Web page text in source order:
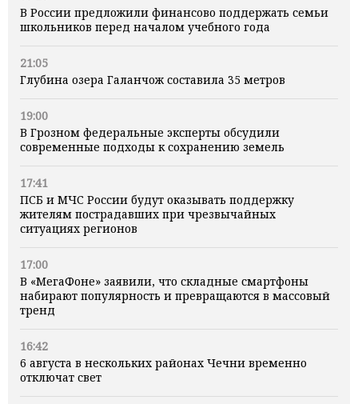
В России предложили финансово поддержать семьи
школьников перед началом учебного года
21:05
Глубина озера Галанчож составила 35 метров
19:00
В Грозном федеральные эксперты обсудили
современные подходы к сохранению земель
17:41
ПСБ и МЧС России будут оказывать поддержку
жителям пострадавших при чрезвычайных
ситуациях регионов
17:00
В «МегаФоне» заявили, что складные смартфоны
набирают популярность и превращаются в массовый
тренд
16:42
6 августа в нескольких районах Чечни временно
отключат свет